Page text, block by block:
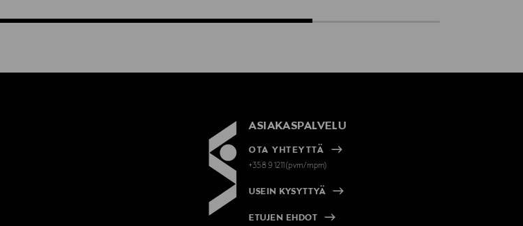
ASIAKASPALVELU
OTA YHTEYTTÄ
+358 9 1211(pvm/mpm)
USEIN KYSYTTYÄ
ETUJEN EHDOT